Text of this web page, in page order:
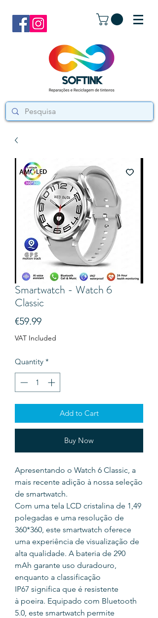
Smartwatch - Watch 6
Classic
€59.99Price
VAT Included
Quantity *
Add to Cart
Buy Now
Apresentando o Watch 6 Classic, a
mais recente adição à nossa seleção
de smartwatch.
Com uma tela LCD cristalina de 1,49
polegadas e uma resolução de
360*360, este smartwatch oferece
uma experiência de visualização de
alta qualidade. A bateria de 290
mAh garante uso duradouro,
enquanto a classificação
IP67 significa que é resistente
à poeira. Equipado com Bluetooth
5.0, este smartwatch permite